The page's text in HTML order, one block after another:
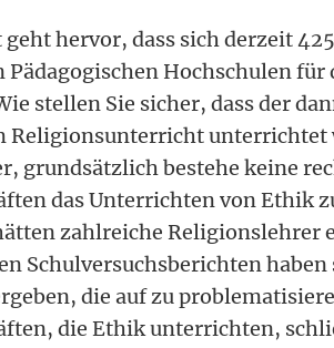
geht hervor, dass sich derzeit
Pädagogischen Hochschulen
stellen Sie sicher, dass der
Religionsunterricht
grundsätzlich bestehe keine
das Unterrichten von Ethik
zahlreiche Religionslehrer
Schulversuchsberichten
die auf zu
die Ethik unterrichten,